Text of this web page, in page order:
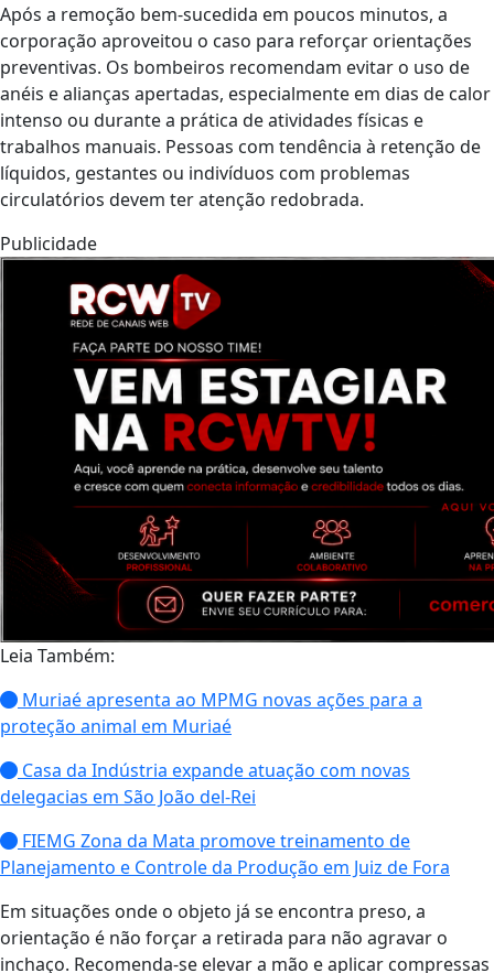
Após a remoção bem-sucedida em poucos minutos, a
corporação aproveitou o caso para reforçar orientações
preventivas. Os bombeiros recomendam evitar o uso de
anéis e alianças apertadas, especialmente em dias de calor
intenso ou durante a prática de atividades físicas e
trabalhos manuais. Pessoas com tendência à retenção de
líquidos, gestantes ou indivíduos com problemas
circulatórios devem ter atenção redobrada.
Publicidade
Leia Também:
Muriaé apresenta ao MPMG novas ações para a
proteção animal em Muriaé
Casa da Indústria expande atuação com novas
delegacias em São João del-Rei
FIEMG Zona da Mata promove treinamento de
Planejamento e Controle da Produção em Juiz de Fora
Em situações onde o objeto já se encontra preso, a
orientação é não forçar a retirada para não agravar o
inchaço. Recomenda-se elevar a mão e aplicar compressas